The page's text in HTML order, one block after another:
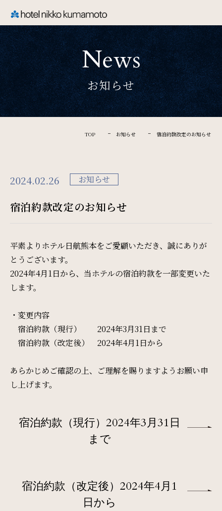
CLOSE
TOP
Welcome
ホテル日航熊本のご案内
ご宿泊
Banquet
会議・ご宴会
Wedding
ウエディング
Access
Sightseeing
Gallery
フォトギャラリー
News
お知らせ
TOP お知らせ 宿泊約款改定のお知らせ
2024.02.26 お知らせ
宿泊約款改定のお知らせ
平素よりホテル日航熊本をご愛顧いただき、誠にありが
とうございます。
2024年4月1日から、当ホテルの宿泊約款を一部変更いた
します。
・変更内容
宿泊約款（現行） 2024年3月31日まで
宿泊約款（改定後） 2024年4月1日から
あらかじめご確認の上、ご理解を賜りますようお願い申
し上げます。
宿泊約款（現行）2024年3月31日
まで
宿泊約款（改定後）2024年4月1
日から